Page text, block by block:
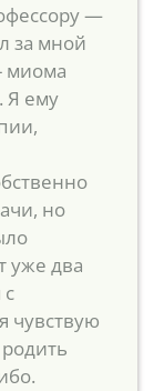
—
за мной
миома
Я ему
но
уже два
чувствую